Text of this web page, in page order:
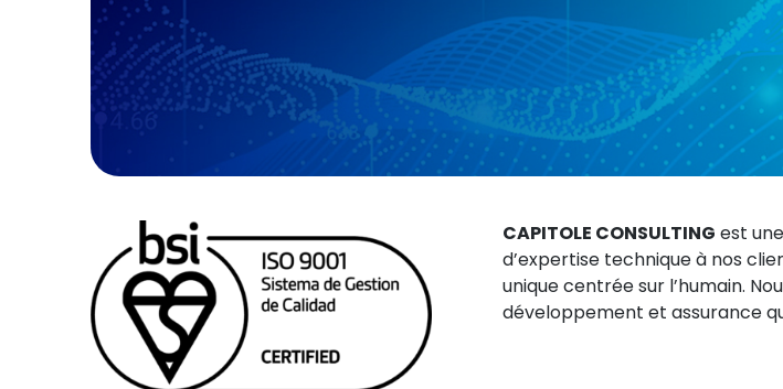
CAPITOLE CONSULTING est
d’expertise technique à nos
unique centrée sur l’humain.
développement et assurance